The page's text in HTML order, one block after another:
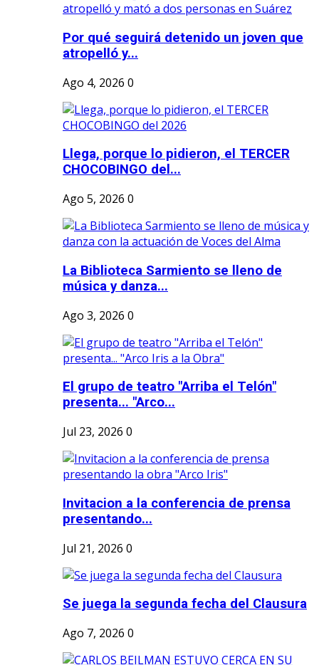
Por qué seguirá detenido un joven que
atropelló y...
Ago 4, 2026 0
Llega, porque lo pidieron, el TERCER
CHOCOBINGO del...
Ago 5, 2026 0
La Biblioteca Sarmiento se lleno de
música y danza...
Ago 3, 2026 0
El grupo de teatro "Arriba el Telón"
presenta... "Arco...
Jul 23, 2026 0
Invitacion a la conferencia de prensa
presentando...
Jul 21, 2026 0
Se juega la segunda fecha del Clausura
Ago 7, 2026 0